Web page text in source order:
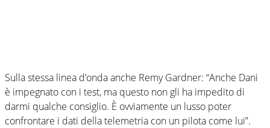
Sulla stessa linea d’onda anche Remy Gardner: “Anche Dani
è impegnato con i test, ma questo non gli ha impedito di
darmi qualche consiglio. È ovviamente un lusso poter
confrontare i dati della telemetria con un pilota come lui”.